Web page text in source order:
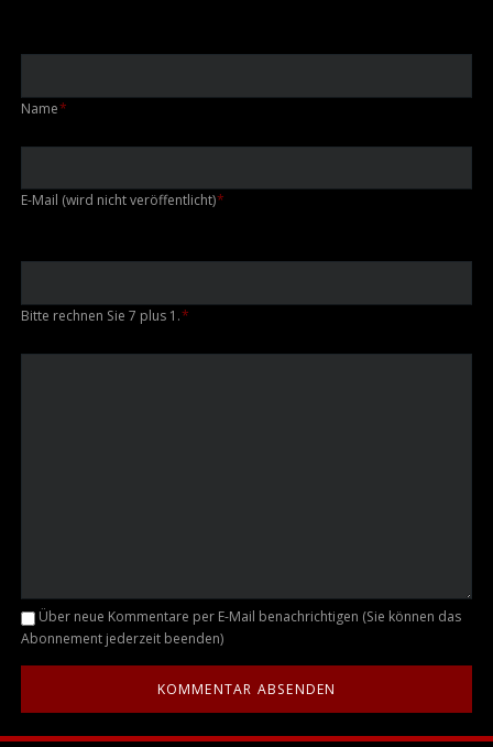
Pflichtfeld
Name*
Pflichtfeld
E-Mail (wird nicht veröffentlicht)*
Bitte rechnen Sie 7 plus 1.*
Kommentar
Über neue Kommentare per E-Mail benachrichtigen (Sie können das
Abonnement jederzeit beenden)